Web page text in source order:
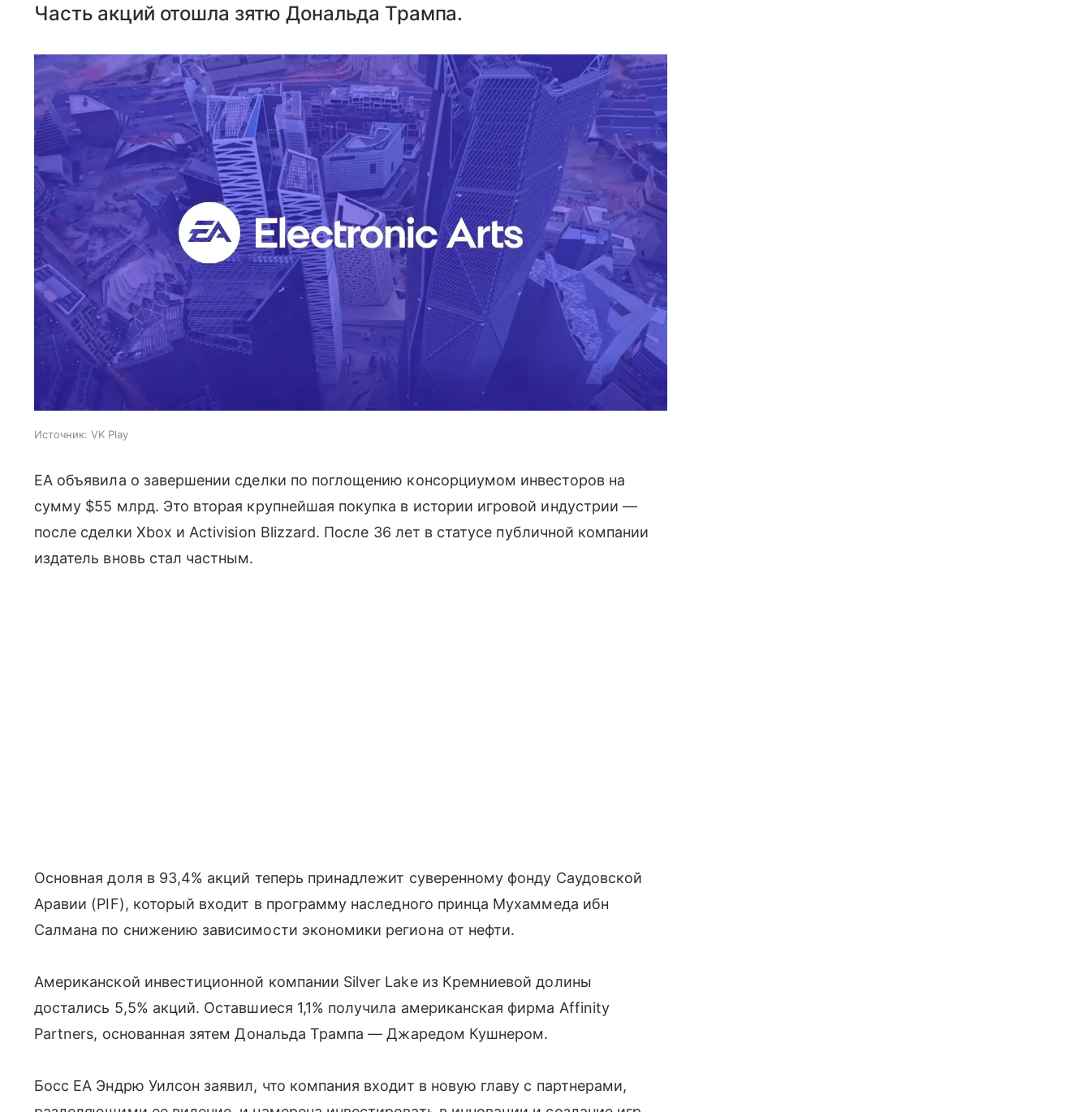
Часть акций отошла зятю Дональда Трампа.
Источник: VK Play
EA объявила о завершении сделки по поглощению консорциумом инвесторов на
сумму $55 млрд. Это вторая крупнейшая покупка в истории игровой индустрии —
после сделки Xbox и Activision Blizzard. После 36 лет в статусе публичной компании
издатель вновь стал частным.
Основная доля в 93,4% акций теперь принадлежит суверенному фонду Саудовской
Аравии (PIF), который входит в программу наследного принца Мухаммеда ибн
Салмана по снижению зависимости экономики региона от нефти.
Американской инвестиционной компании Silver Lake из Кремниевой долины
достались 5,5% акций. Оставшиеся 1,1% получила американская фирма Affinity
Partners, основанная зятем Дональда Трампа — Джаредом Кушнером.
Босс EA Эндрю Уилсон заявил, что компания входит в новую главу с партнерами,